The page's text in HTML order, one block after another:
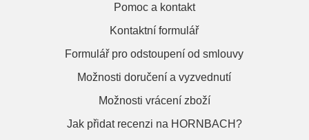
Pomoc a kontakt
Kontaktní formulář
Formulář pro odstoupení od smlouvy
Možnosti doručení a vyzvednutí
Možnosti vrácení zboží
Jak přidat recenzi na HORNBACH?